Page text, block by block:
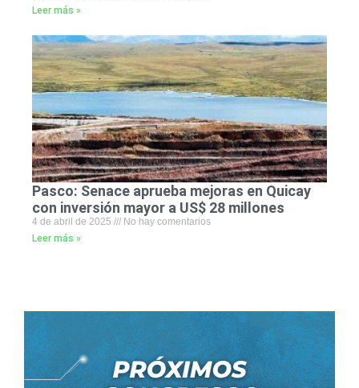
Leer más »
Pasco: Senace aprueba mejoras en Quicay
con inversión mayor a US$ 28 millones
4 de abril de 2025
No hay comentarios
Leer más »